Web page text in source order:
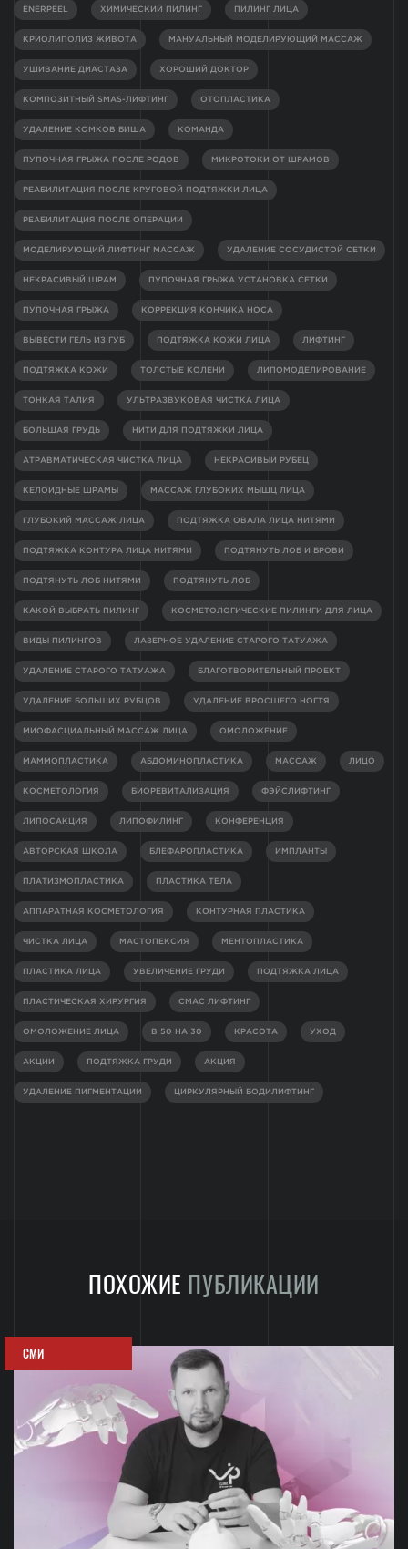
ENERPEEL ХИМИЧЕСКИЙ ПИЛИНГ ПИЛИНГ ЛИЦА
КРИОЛИПОЛИЗ ЖИВОТА МАНУАЛЬНЫЙ МОДЕЛИРУЮЩИЙ МАССАЖ
УШИВАНИЕ ДИАСТАЗА ХОРОШИЙ ДОКТОР
КОМПОЗИТНЫЙ SMAS-ЛИФТИНГ ОТОПЛАСТИКА
УДАЛЕНИЕ КОМКОВ БИША КОМАНДА
ПУПОЧНАЯ ГРЫЖА ПОСЛЕ РОДОВ МИКРОТОКИ ОТ ШРАМОВ
РЕАБИЛИТАЦИЯ ПОСЛЕ КРУГОВОЙ ПОДТЯЖКИ ЛИЦА
РЕАБИЛИТАЦИЯ ПОСЛЕ ОПЕРАЦИИ
МОДЕЛИРУЮЩИЙ ЛИФТИНГ МАССАЖ УДАЛЕНИЕ СОСУДИСТОЙ СЕТКИ
НЕКРАСИВЫЙ ШРАМ ПУПОЧНАЯ ГРЫЖА УСТАНОВКА СЕТКИ
ПУПОЧНАЯ ГРЫЖА КОРРЕКЦИЯ КОНЧИКА НОСА
ВЫВЕСТИ ГЕЛЬ ИЗ ГУБ ПОДТЯЖКА КОЖИ ЛИЦА ЛИФТИНГ
ПОДТЯЖКА КОЖИ ТОЛСТЫЕ КОЛЕНИ ЛИПОМОДЕЛИРОВАНИЕ
ТОНКАЯ ТАЛИЯ УЛЬТРАЗВУКОВАЯ ЧИСТКА ЛИЦА
БОЛЬШАЯ ГРУДЬ НИТИ ДЛЯ ПОДТЯЖКИ ЛИЦА
АТРАВМАТИЧЕСКАЯ ЧИСТКА ЛИЦА НЕКРАСИВЫЙ РУБЕЦ
КЕЛОИДНЫЕ ШРАМЫ МАССАЖ ГЛУБОКИХ МЫШЦ ЛИЦА
ГЛУБОКИЙ МАССАЖ ЛИЦА ПОДТЯЖКА ОВАЛА ЛИЦА НИТЯМИ
ПОДТЯЖКА КОНТУРА ЛИЦА НИТЯМИ ПОДТЯНУТЬ ЛОБ И БРОВИ
ПОДТЯНУТЬ ЛОБ НИТЯМИ ПОДТЯНУТЬ ЛОБ
КАКОЙ ВЫБРАТЬ ПИЛИНГ КОСМЕТОЛОГИЧЕСКИЕ ПИЛИНГИ ДЛЯ ЛИЦА
ВИДЫ ПИЛИНГОВ ЛАЗЕРНОЕ УДАЛЕНИЕ СТАРОГО ТАТУАЖА
УДАЛЕНИЕ СТАРОГО ТАТУАЖА БЛАГОТВОРИТЕЛЬНЫЙ ПРОЕКТ
УДАЛЕНИЕ БОЛЬШИХ РУБЦОВ УДАЛЕНИЕ ВРОСШЕГО НОГТЯ
МИОФАСЦИАЛЬНЫЙ МАССАЖ ЛИЦА ОМОЛОЖЕНИЕ
МАММОПЛАСТИКА АБДОМИНОПЛАСТИКА МАССАЖ ЛИЦО
КОСМЕТОЛОГИЯ БИОРЕВИТАЛИЗАЦИЯ ФЭЙСЛИФТИНГ
ЛИПОСАКЦИЯ ЛИПОФИЛИНГ КОНФЕРЕНЦИЯ
АВТОРСКАЯ ШКОЛА БЛЕФАРОПЛАСТИКА ИМПЛАНТЫ
ПЛАТИЗМОПЛАСТИКА ПЛАСТИКА ТЕЛА
АППАРАТНАЯ КОСМЕТОЛОГИЯ КОНТУРНАЯ ПЛАСТИКА
ЧИСТКА ЛИЦА МАСТОПЕКСИЯ МЕНТОПЛАСТИКА
ПЛАСТИКА ЛИЦА УВЕЛИЧЕНИЕ ГРУДИ ПОДТЯЖКА ЛИЦА
ПЛАСТИЧЕСКАЯ ХИРУРГИЯ СМАС ЛИФТИНГ
ОМОЛОЖЕНИЕ ЛИЦА В 50 НА 30 КРАСОТА УХОД
АКЦИИ ПОДТЯЖКА ГРУДИ АКЦИЯ
УДАЛЕНИЕ ПИГМЕНТАЦИИ ЦИРКУЛЯРНЫЙ БОДИЛИФТИНГ
ПОХОЖИЕ ПУБЛИКАЦИИ
СМИ